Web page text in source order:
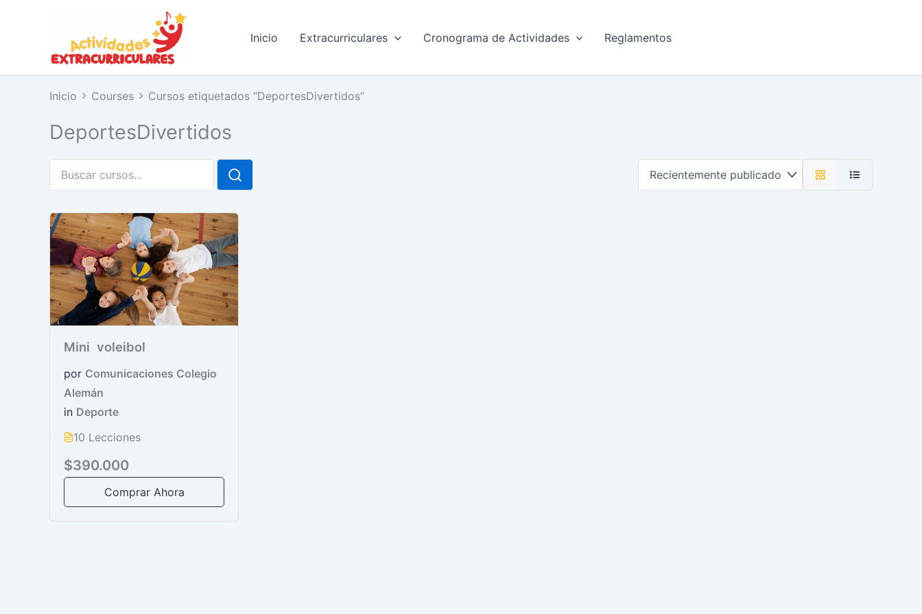
Inicio Extracurriculares Cronograma de Actividades Reglamentos
Inicio Courses Cursos etiquetados “DeportesDivertidos”
DeportesDivertidos
Mini voleibol
por Comunicaciones Colegio
Alemán
in Deporte
10 Lecciones
$390.000
Comprar Ahora